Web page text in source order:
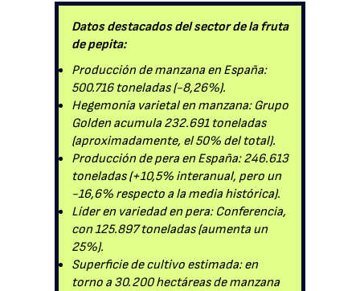
Datos destacados del sector de la fruta
de pepita:
Producción de manzana en España:
500.716 toneladas (-8,26%).
Hegemonía varietal en manzana: Grupo
Golden acumula 232.691 toneladas
(aproximadamente, el 50% del total).
Producción de pera en España: 246.613
toneladas (+10,5% interanual, pero un
-16,6% respecto a la media histórica).
Líder en variedad en pera: Conferencia,
con 125.897 toneladas (aumenta un
25%).
Superficie de cultivo estimada: en
torno a 30.200 hectáreas de manzana